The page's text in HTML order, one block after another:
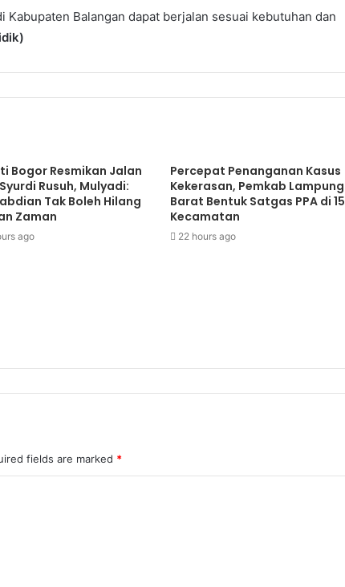
Kabupaten Balangan dapat berjalan sesuai kebutuhan dan
Bogor Resmikan Jalan
Rusuh, Mulyadi:
Tak Boleh Hilang
Zaman
ago
Percepat Penanganan Kasus
Kekerasan, Pemkab Lampung
Barat Bentuk Satgas PPA di 15
Kecamatan
22 hours ago
fields are marked *